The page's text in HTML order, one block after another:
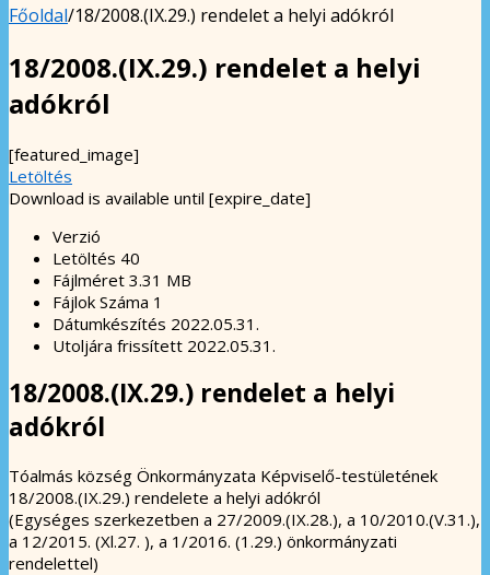
Főoldal/18/2008.(IX.29.) rendelet a helyi adókról
18/2008.(IX.29.) rendelet a helyi
adókról
[featured_image]
Letöltés
Download is available until [expire_date]
Verzió
Letöltés 40
Fájlméret 3.31 MB
Fájlok Száma 1
Dátumkészítés 2022.05.31.
Utoljára frissített 2022.05.31.
18/2008.(IX.29.) rendelet a helyi
adókról
Tóalmás község Önkormányzata Képviselő-testületének
18/2008.(IX.29.) rendelete a helyi adókról
(Egységes szerkezetben a 27/2009.(IX.28.), a 10/2010.(V.31.),
a 12/2015. (Xl.27. ), a 1/2016. (1.29.) önkormányzati
rendelettel)